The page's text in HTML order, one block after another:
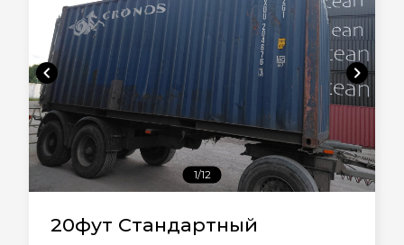
chevron_left chevron_right
1/12
20фут Стандартный